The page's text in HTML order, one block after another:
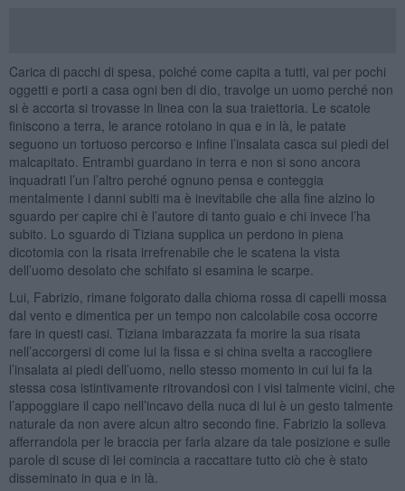
Carica di pacchi di spesa, poiché come capita a tutti, vai per pochi
oggetti e porti a casa ogni ben di dio, travolge un uomo perché non
si è accorta si trovasse in linea con la sua traiettoria. Le scatole
finiscono a terra, le arance rotolano in qua e in là, le patate
seguono un tortuoso percorso e infine l’insalata casca sui piedi del
malcapitato. Entrambi guardano in terra e non si sono ancora
inquadrati l’un l’altro perché ognuno pensa e conteggia
mentalmente i danni subiti ma è inevitabile che alla fine alzino lo
sguardo per capire chi è l’autore di tanto guaio e chi invece l’ha
subito. Lo sguardo di Tiziana supplica un perdono in piena
dicotomia con la risata irrefrenabile che le scatena la vista
dell’uomo desolato che schifato si esamina le scarpe.
Lui, Fabrizio, rimane folgorato dalla chioma rossa di capelli mossa
dal vento e dimentica per un tempo non calcolabile cosa occorre
fare in questi casi. Tiziana imbarazzata fa morire la sua risata
nell’accorgersi di come lui la fissa e si china svelta a raccogliere
l’insalata ai piedi dell’uomo, nello stesso momento in cui lui fa la
stessa cosa istintivamente ritrovandosi con i visi talmente vicini, che
l’appoggiare il capo nell’incavo della nuca di lui è un gesto talmente
naturale da non avere alcun altro secondo fine. Fabrizio la solleva
afferrandola per le braccia per farla alzare da tale posizione e sulle
parole di scuse di lei comincia a raccattare tutto ciò che è stato
disseminato in qua e in là.